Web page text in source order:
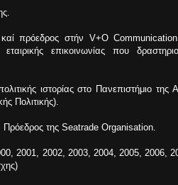
πρόεδρος στήν V+O
επικοινωνίας που
ιστορίας στο Πανεπιστήμιο
Πολιτικής).
Πρόεδρος της Seatrade Organisation.
2001, 2002, 2003, 2004, 2005, 2006,